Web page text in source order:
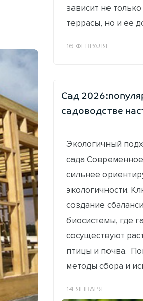
зависит не
террасы, но и ее
16 ФЕВРАЛЯ
Сад
садоводстве
Экологичный
сада
сильнее
экологичности.
создание
биосистемы, где
сосуществуют
птицы и почва.
методы сбора и
14 ЯНВАРЯ